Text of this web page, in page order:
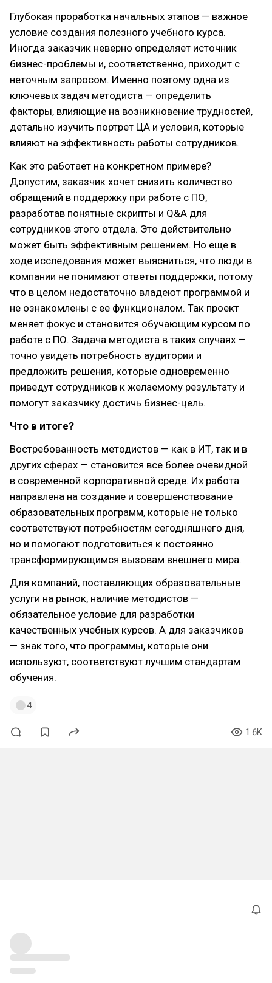
Глубокая проработка начальных этапов — важное
условие создания полезного учебного курса.
Иногда заказчик неверно определяет источник
бизнес-проблемы и, соответственно, приходит с
неточным запросом. Именно поэтому одна из
ключевых задач методиста — определить
факторы, влияющие на возникновение трудностей,
детально изучить портрет ЦА и условия, которые
влияют на эффективность работы сотрудников.
Как это работает на конкретном примере?
Допустим, заказчик хочет снизить количество
обращений в поддержку при работе с ПО,
разработав понятные скрипты и Q&A для
сотрудников этого отдела. Это действительно
может быть эффективным решением. Но еще в
ходе исследования может выясниться, что люди в
компании не понимают ответы поддержки, потому
что в целом недостаточно владеют программой и
не ознакомлены с ее функционалом. Так проект
меняет фокус и становится обучающим курсом по
работе с ПО. Задача методиста в таких случаях —
точно увидеть потребность аудитории и
предложить решения, которые одновременно
приведут сотрудников к желаемому результату и
помогут заказчику достичь бизнес-цель.
Что в итоге?
Востребованность методистов — как в ИТ, так и в
других сферах — становится все более очевидной
в современной корпоративной среде. Их работа
направлена на создание и совершенствование
образовательных программ, которые не только
соответствуют потребностям сегодняшнего дня,
но и помогают подготовиться к постоянно
трансформирующимся вызовам внешнего мира.
Для компаний, поставляющих образовательные
услуги на рынок, наличие методистов —
обязательное условие для разработки
качественных учебных курсов. А для заказчиков
— знак того, что программы, которые они
используют, соответствуют лучшим стандартам
обучения.
4
1.6K